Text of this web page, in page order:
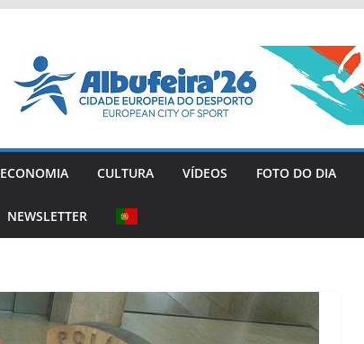
ECONOMIA CULTURA VÍDEOS FOTO DO DIA
NEWSLETTER